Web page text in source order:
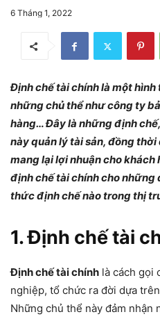
6 Tháng 1, 2022
Định chế tài chính là một
những chủ thể như công ty
hàng… Đây là những định
này quản lý tài sản, đồng
mang lại lợi nhuận cho
định chế tài chính cho những
thức định chế nào trong thị
1. Định chế tài
Định chế tài chính là cách gọi
nghiệp, tổ chức ra đời dựa
Những chủ thể này đảm nhận